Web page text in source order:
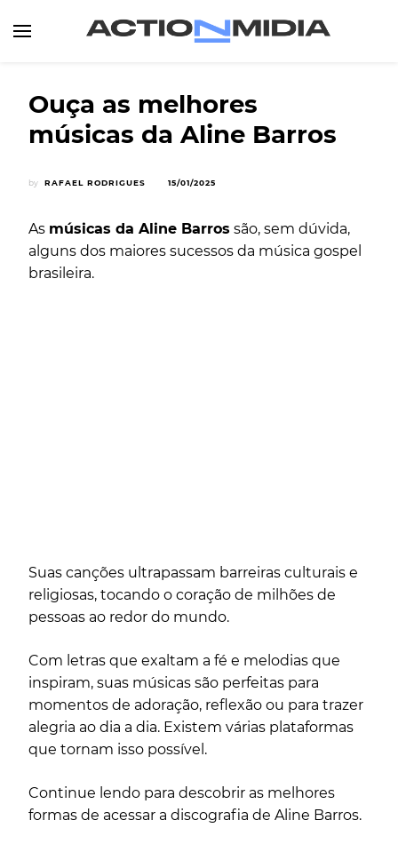
Ouça as melhores
músicas da Aline Barros
by RAFAEL RODRIGUES 15/01/2025
As músicas da Aline Barros são, sem dúvida,
alguns dos maiores sucessos da música gospel
brasileira.
Suas canções ultrapassam barreiras culturais e
religiosas, tocando o coração de milhões de
pessoas ao redor do mundo.
Com letras que exaltam a fé e melodias que
inspiram, suas músicas são perfeitas para
momentos de adoração, reflexão ou para trazer
alegria ao dia a dia. Existem várias plataformas
que tornam isso possível.
Continue lendo para descobrir as melhores
formas de acessar a discografia de Aline Barros.